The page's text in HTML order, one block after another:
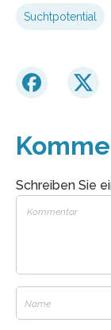
Suchtpotential
Schreiben Sie